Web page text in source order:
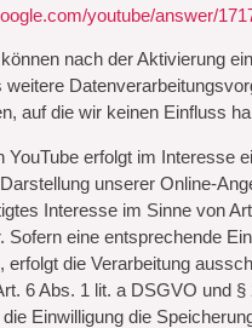
youtube/answer/
nach der Aktivierung
weitere
auf die wir keinen Einfluss
YouTube erfolgt im Interesse
unserer Online-
Interesse im Sinne von
Sofern eine entsprechende
erfolgt die Verarbeitung
6 Abs. 1 lit. a DSGVO und §
Einwilligung die